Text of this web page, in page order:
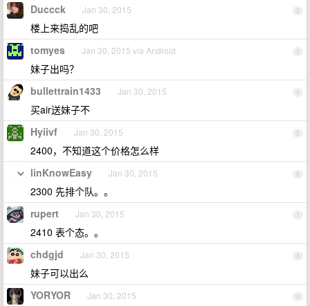
2
Duccck Jan 30, 2015
楼上来捣乱的吧
3
tomyes Jan 30, 2015 via Android
妹子出吗？
4
bullettrain1433 Jan 30, 2015
买air送妹子不
5
Hyiivf Jan 30, 2015
2400，不知道这个价格怎么样
6
linKnowEasy Jan 30, 2015
2300 先排个队。。
7
rupert Jan 30, 2015
2410 表个态。。
8
chdgjd Jan 30, 2015
妹子可以出么
9
YORYOR Jan 30, 2015